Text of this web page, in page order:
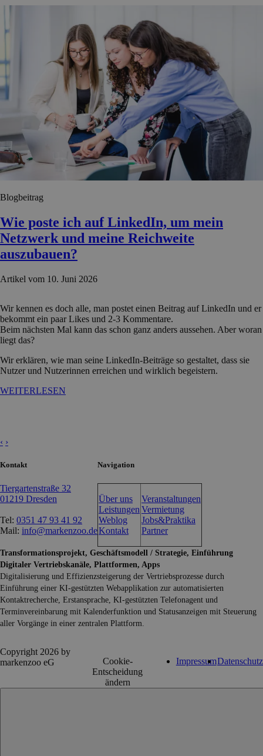
Blogbeitrag
Wie poste ich auf LinkedIn, um mein
Netzwerk und meine Reichweite
auszubauen?
Artikel vom 10. Juni 2026
Wir kennen es doch alle, man postet einen Beitrag auf LinkedIn und er
bekommt ein paar Likes und 2-3 Kommentare.
Beim nächsten Mal kann das schon ganz anders aussehen. Aber woran
liegt das?
Wir erklären, wie man seine LinkedIn-Beiträge so gestaltet, dass sie
Nutzer und Nutzerinnen erreichen und wirklich begeistern.
WEITERLESEN
‹ ›
Kontakt
Tiergartenstraße 32
01219 Dresden
Tel: 0351 47 93 41 92
Mail: info@markenzoo.de
Navigation
Über uns
Leistungen
Weblog
Kontakt
Veranstaltungen
Vermietung
Jobs&Praktika
Partner
Transformationsprojekt, Geschäftsmodell / Strategie, Einführung
Digitaler Vertriebskanäle, Plattformen, Apps
Digitalisierung und Effizienzsteigerung der Vertriebsprozesse durch
Einführung einer KI-gestützten Webapplikation zur automatisierten
Kontaktrecherche, Erstansprache, KI-gestützten Telefonagent und
Terminvereinbarung mit Kalenderfunktion und Statusanzeigen mit Steuerung
aller Vorgänge in einer zentralen Plattform.
Copyright 2026 by
markenzoo eG
Cookie-
Entscheidung
ändern
ImpressumDatenschutz